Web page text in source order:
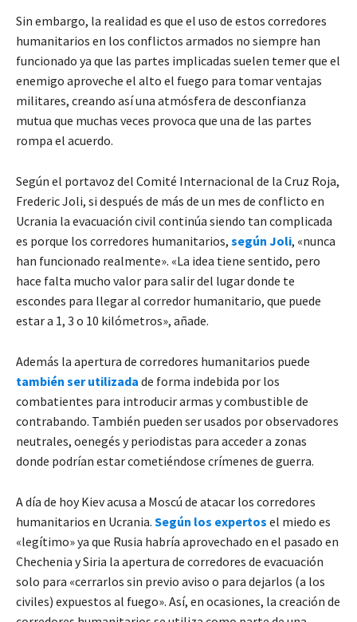
Sin embargo, la realidad es que el uso de estos corredores
humanitarios en los conflictos armados no siempre han
funcionado ya que las partes implicadas suelen temer que el
enemigo aproveche el alto el fuego para tomar ventajas
militares, creando así una atmósfera de desconfianza
mutua que muchas veces provoca que una de las partes
rompa el acuerdo.
Según el portavoz del Comité Internacional de la Cruz Roja,
Frederic Joli, si después de más de un mes de conflicto en
Ucrania la evacuación civil continúa siendo tan complicada
es porque los corredores humanitarios, según Joli, «nunca
han funcionado realmente». «La idea tiene sentido, pero
hace falta mucho valor para salir del lugar donde te
escondes para llegar al corredor humanitario, que puede
estar a 1, 3 o 10 kilómetros», añade.
Además la apertura de corredores humanitarios puede
también ser utilizada de forma indebida por los
combatientes para introducir armas y combustible de
contrabando. También pueden ser usados por observadores
neutrales, oenegés y periodistas para acceder a zonas
donde podrían estar cometiéndose crímenes de guerra.
A día de hoy Kiev acusa a Moscú de atacar los corredores
humanitarios en Ucrania. Según los expertos el miedo es
«legítimo» ya que Rusia habría aprovechado en el pasado en
Chechenia y Siria la apertura de corredores de evacuación
solo para «cerrarlos sin previo aviso o para dejarlos (a los
civiles) expuestos al fuego». Así, en ocasiones, la creación de